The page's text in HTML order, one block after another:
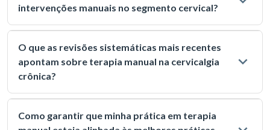
intervenções manuais no segmento cervical?
O que as revisões sistemáticas mais recentes
apontam sobre terapia manual na cervicalgia
crônica?
Como garantir que minha prática em terapia